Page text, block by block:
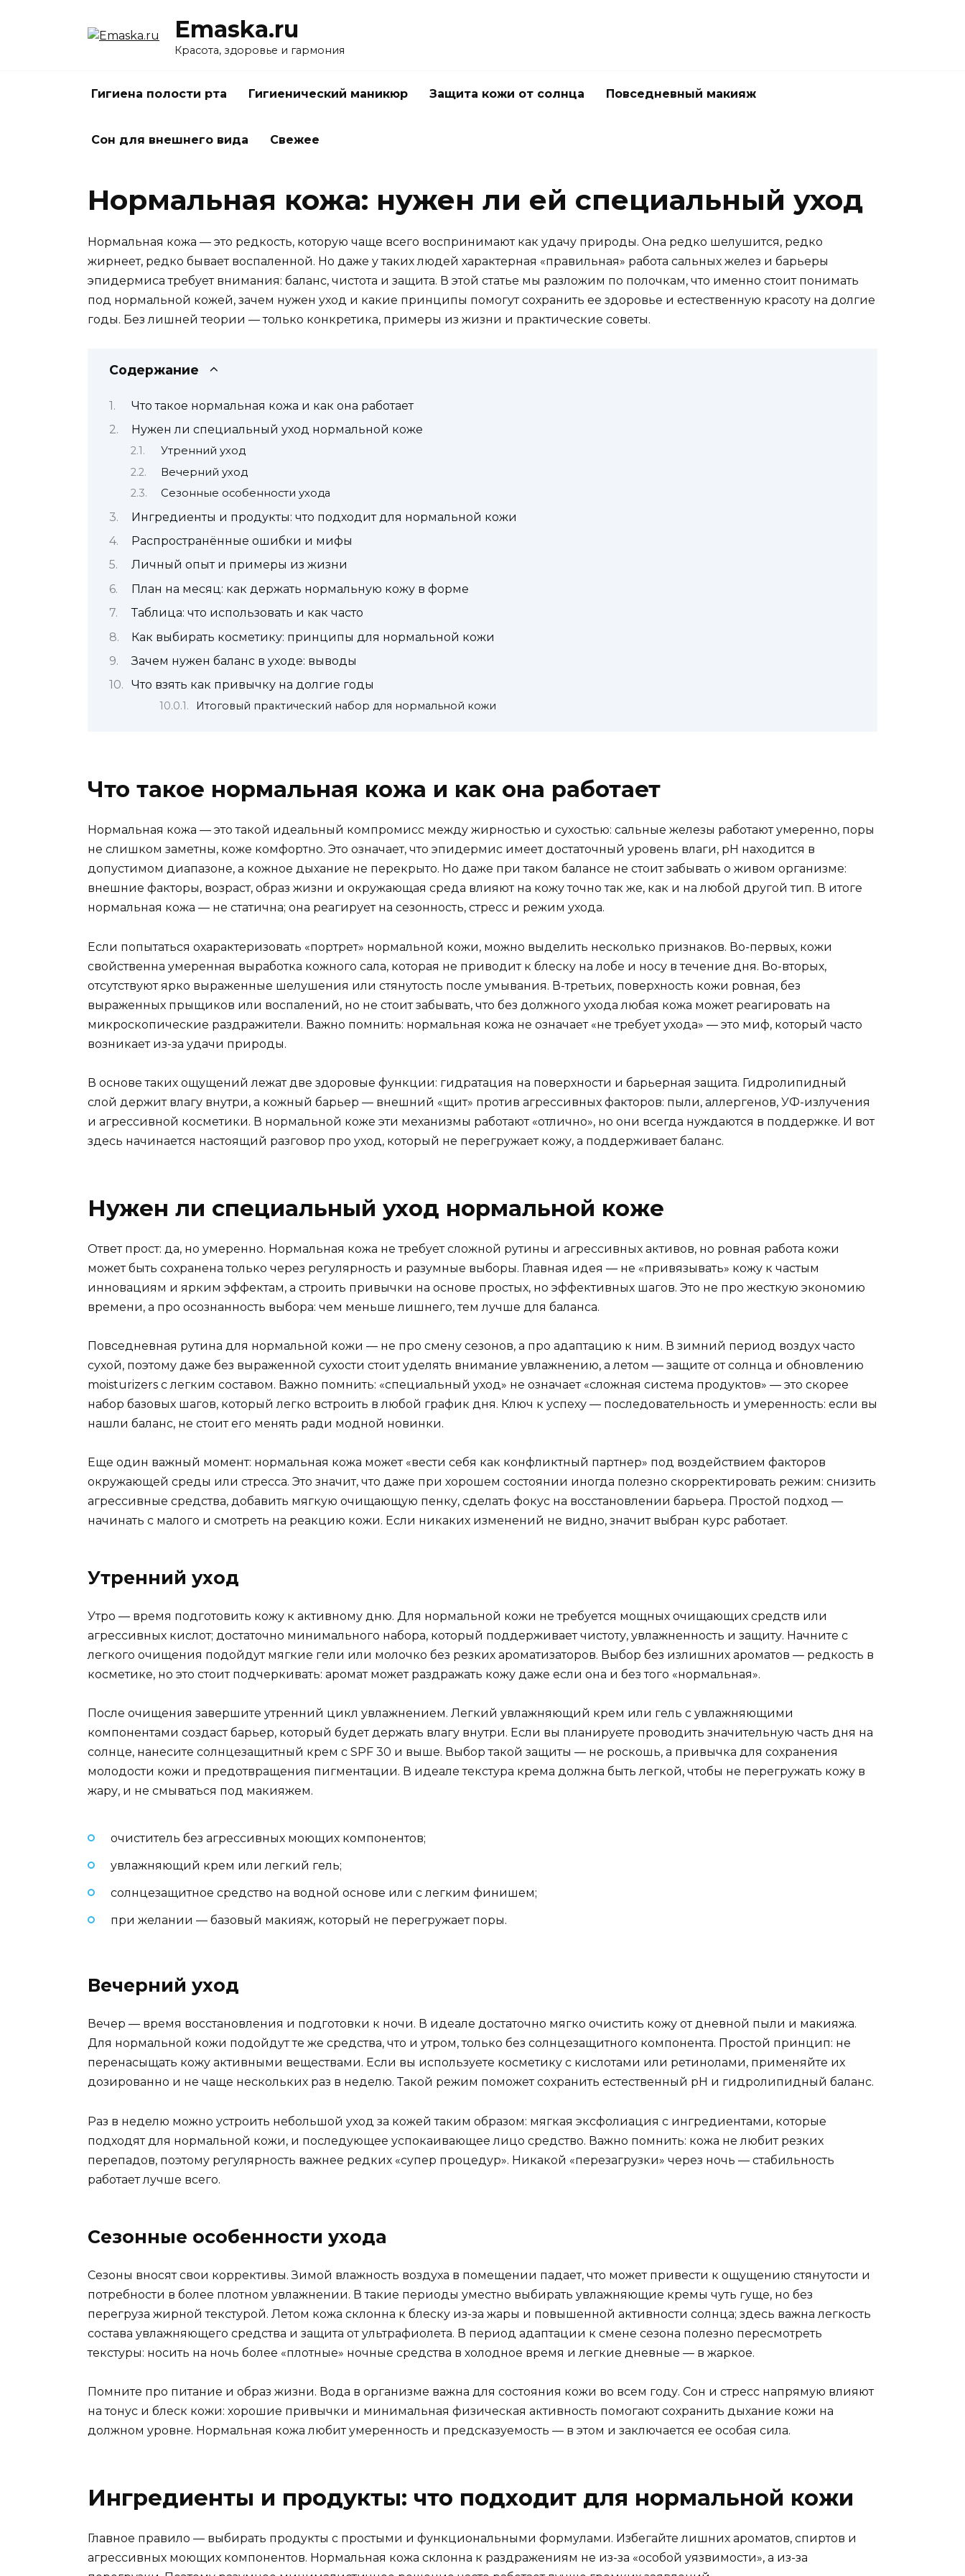
Emaska.ru
Красота, здоровье и гармония
Гигиена полости рта Гигиенический маникюр Защита кожи от солнца Повседневный макияж
Сон для внешнего вида Свежее
Нормальная кожа: нужен ли ей специальный уход
Нормальная кожа — это редкость, которую чаще всего воспринимают как удачу природы. Она редко шелушится, редко
жирнеет, редко бывает воспаленной. Но даже у таких людей характерная «правильная» работа сальных желез и барьеры
эпидермиса требует внимания: баланс, чистота и защита. В этой статье мы разложим по полочкам, что именно стоит понимать
под нормальной кожей, зачем нужен уход и какие принципы помогут сохранить ее здоровье и естественную красоту на долгие
годы. Без лишней теории — только конкретика, примеры из жизни и практические советы.
Содержание
Что такое нормальная кожа и как она работает
Нужен ли специальный уход нормальной коже
Утренний уход
Вечерний уход
Сезонные особенности ухода
Ингредиенты и продукты: что подходит для нормальной кожи
Распространённые ошибки и мифы
Личный опыт и примеры из жизни
План на месяц: как держать нормальную кожу в форме
Таблица: что использовать и как часто
Как выбирать косметику: принципы для нормальной кожи
Зачем нужен баланс в уходе: выводы
Что взять как привычку на долгие годы
Итоговый практический набор для нормальной кожи
Что такое нормальная кожа и как она работает
Нормальная кожа — это такой идеальный компромисс между жирностью и сухостью: сальные железы работают умеренно, поры
не слишком заметны, коже комфортно. Это означает, что эпидермис имеет достаточный уровень влаги, рН находится в
допустимом диапазоне, а кожное дыхание не перекрыто. Но даже при таком балансе не стоит забывать о живом организме:
внешние факторы, возраст, образ жизни и окружающая среда влияют на кожу точно так же, как и на любой другой тип. В итоге
нормальная кожа — не статична; она реагирует на сезонность, стресс и режим ухода.
Если попытаться охарактеризовать «портрет» нормальной кожи, можно выделить несколько признаков. Во-первых, кожи
свойственна умеренная выработка кожного сала, которая не приводит к блеску на лобе и носу в течение дня. Во-вторых,
отсутствуют ярко выраженные шелушения или стянутость после умывания. В-третьих, поверхность кожи ровная, без
выраженных прыщиков или воспалений, но не стоит забывать, что без должного ухода любая кожа может реагировать на
микроскопические раздражители. Важно помнить: нормальная кожа не означает «не требует ухода» — это миф, который часто
возникает из-за удачи природы.
В основе таких ощущений лежат две здоровые функции: гидратация на поверхности и барьерная защита. Гидролипидный
слой держит влагу внутри, а кожный барьер — внешний «щит» против агрессивных факторов: пыли, аллергенов, УФ-излучения
и агрессивной косметики. В нормальной коже эти механизмы работают «отлично», но они всегда нуждаются в поддержке. И вот
здесь начинается настоящий разговор про уход, который не перегружает кожу, а поддерживает баланс.
Нужен ли специальный уход нормальной коже
Ответ прост: да, но умеренно. Нормальная кожа не требует сложной рутины и агрессивных активов, но ровная работа кожи
может быть сохранена только через регулярность и разумные выборы. Главная идея — не «привязывать» кожу к частым
инновациям и ярким эффектам, а строить привычки на основе простых, но эффективных шагов. Это не про жесткую экономию
времени, а про осознанность выбора: чем меньше лишнего, тем лучше для баланса.
Повседневная рутина для нормальной кожи — не про смену сезонов, а про адаптацию к ним. В зимний период воздух часто
сухой, поэтому даже без выраженной сухости стоит уделять внимание увлажнению, а летом — защите от солнца и обновлению
moisturizers с легким составом. Важно помнить: «специальный уход» не означает «сложная система продуктов» — это скорее
набор базовых шагов, который легко встроить в любой график дня. Ключ к успеху — последовательность и умеренность: если вы
нашли баланс, не стоит его менять ради модной новинки.
Еще один важный момент: нормальная кожа может «вести себя как конфликтный партнер» под воздействием факторов
окружающей среды или стресса. Это значит, что даже при хорошем состоянии иногда полезно скорректировать режим: снизить
агрессивные средства, добавить мягкую очищающую пенку, сделать фокус на восстановлении барьера. Простой подход —
начинать с малого и смотреть на реакцию кожи. Если никаких изменений не видно, значит выбран курс работает.
Утренний уход
Утро — время подготовить кожу к активному дню. Для нормальной кожи не требуется мощных очищающих средств или
агрессивных кислот; достаточно минимального набора, который поддерживает чистоту, увлажненность и защиту. Начните с
легкого очищения подойдут мягкие гели или молочко без резких ароматизаторов. Выбор без излишних ароматов — редкость в
косметике, но это стоит подчеркивать: аромат может раздражать кожу даже если она и без того «нормальная».
После очищения завершите утренний цикл увлажнением. Легкий увлажняющий крем или гель с увлажняющими
компонентами создаст барьер, который будет держать влагу внутри. Если вы планируете проводить значительную часть дня на
солнце, нанесите солнцезащитный крем с SPF 30 и выше. Выбор такой защиты — не роскошь, а привычка для сохранения
молодости кожи и предотвращения пигментации. В идеале текстура крема должна быть легкой, чтобы не перегружать кожу в
жару, и не смываться под макияжем.
очиститель без агрессивных моющих компонентов;
увлажняющий крем или легкий гель;
солнцезащитное средство на водной основе или с легким финишем;
при желании — базовый макияж, который не перегружает поры.
Вечерний уход
Вечер — время восстановления и подготовки к ночи. В идеале достаточно мягко очистить кожу от дневной пыли и макияжа.
Для нормальной кожи подойдут те же средства, что и утром, только без солнцезащитного компонента. Простой принцип: не
перенасыщать кожу активными веществами. Если вы используете косметику с кислотами или ретинолами, применяйте их
дозированно и не чаще нескольких раз в неделю. Такой режим поможет сохранить естественный рН и гидролипидный баланс.
Раз в неделю можно устроить небольшой уход за кожей таким образом: мягкая эксфолиация с ингредиентами, которые
подходят для нормальной кожи, и последующее успокаивающее лицо средство. Важно помнить: кожа не любит резких
перепадов, поэтому регулярность важнее редких «супер процедур». Никакой «перезагрузки» через ночь — стабильность
работает лучше всего.
Сезонные особенности ухода
Сезоны вносят свои коррективы. Зимой влажность воздуха в помещении падает, что может привести к ощущению стянутости и
потребности в более плотном увлажнении. В такие периоды уместно выбирать увлажняющие кремы чуть гуще, но без
перегруза жирной текстурой. Летом кожа склонна к блеску из-за жары и повышенной активности солнца; здесь важна легкость
состава увлажняющего средства и защита от ультрафиолета. В период адаптации к смене сезона полезно пересмотреть
текстуры: носить на ночь более «плотные» ночные средства в холодное время и легкие дневные — в жаркое.
Помните про питание и образ жизни. Вода в организме важна для состояния кожи во всем году. Сон и стресс напрямую влияют
на тонус и блеск кожи: хорошие привычки и минимальная физическая активность помогают сохранить дыхание кожи на
должном уровне. Нормальная кожа любит умеренность и предсказуемость — в этом и заключается ее особая сила.
Ингредиенты и продукты: что подходит для нормальной кожи
Главное правило — выбирать продукты с простыми и функциональными формулами. Избегайте лишних ароматов, спиртов и
агрессивных моющих компонентов. Нормальная кожа склонна к раздражениям не из-за «особой уязвимости», а из-за